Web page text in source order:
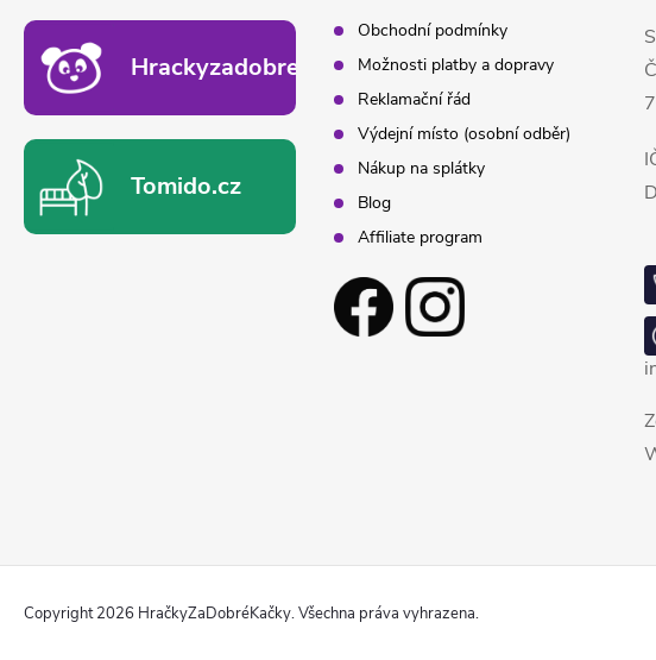
Hrackyzadobrekacky.cz
Tomido.cz
Obchodní podmínky
Možnosti platby a dopravy
Reklamační řád
Výdejní místo (osobní odběr)
Nákup na splátky
Blog
Affiliate program
Copyright 2026 HračkyZaDobréKačky. Všechna práva vyhrazena.